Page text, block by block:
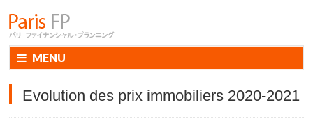
MENU
Evolution des prix immobiliers 2020-2021